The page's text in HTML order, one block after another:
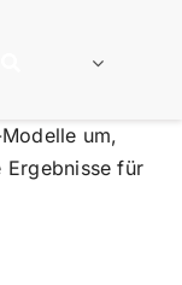
um,
Ergebnisse für